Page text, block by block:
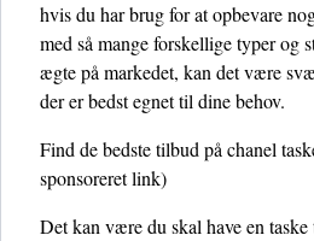
hvis du har brug for at opbevare
med så mange forskellige typer og
ægte på markedet, kan det være
der er bedst egnet til dine behov.
Find de bedste tilbud på chanel
sponsoreret link)
Det kan være du skal have en